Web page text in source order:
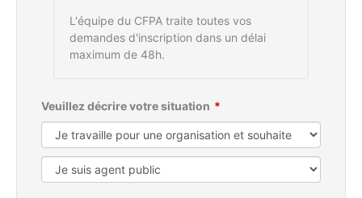
L'équipe du CFPA traite toutes vos
demandes d'inscription dans un délai
maximum de 48h.
Veuillez décrire votre situation